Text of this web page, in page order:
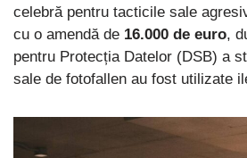
celebră pentru tacticile sale
cu o amendă de 16.000 de euro,
pentru Protecția Datelor (DSB) a
sale de fotofallen au fost utilizate